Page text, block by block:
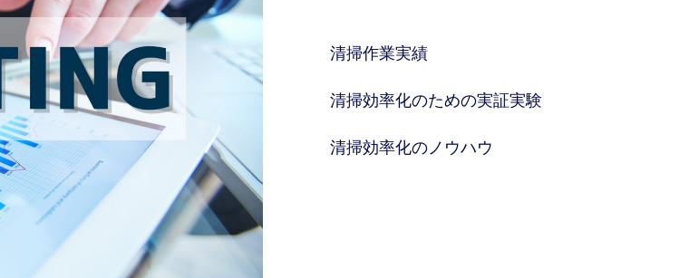
清掃作業実績
清掃効率化のための実証実験
清掃効率化のノウハウ